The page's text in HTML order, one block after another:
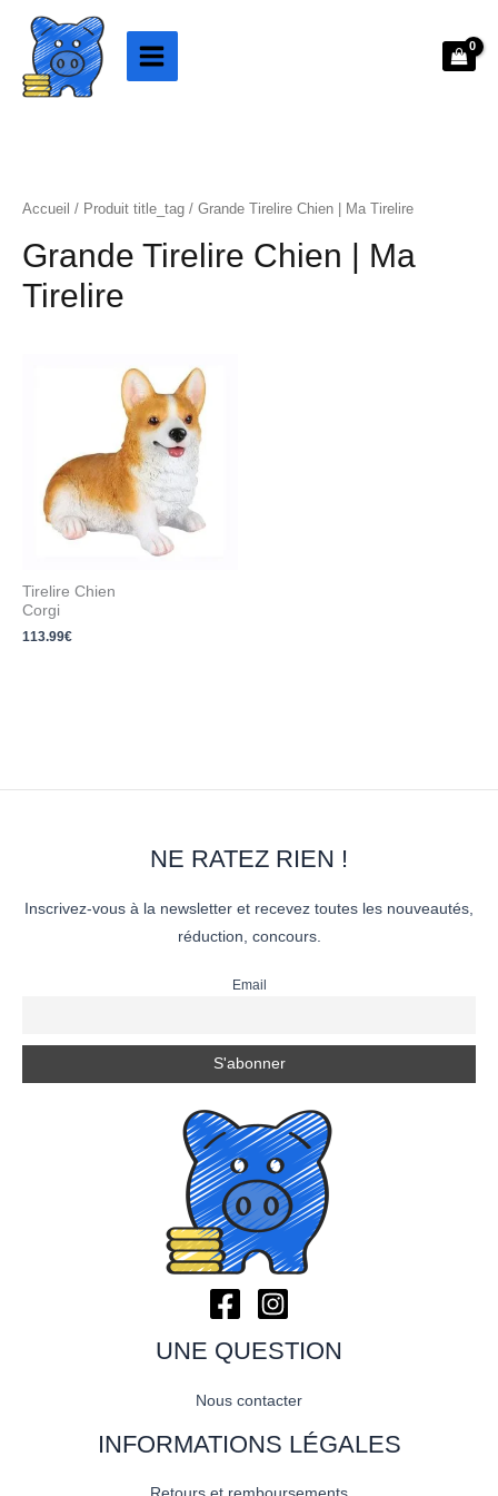
contenu
Accueil / Produit title_tag / Grande Tirelire Chien | Ma Tirelire
Grande Tirelire Chien | Ma
Tirelire
Tirelire Chien
Corgi
113.99€
NE RATEZ RIEN !
Inscrivez-vous à la newsletter et recevez toutes les nouveautés,
réduction, concours.
Email
UNE QUESTION
Nous contacter
INFORMATIONS LÉGALES